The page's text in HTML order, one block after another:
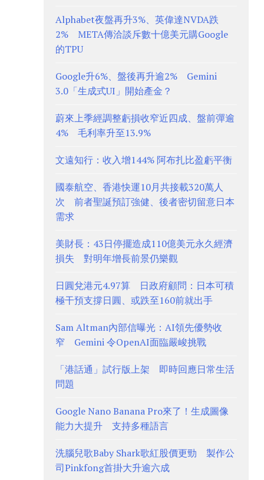
Alphabet夜盤再升3%、英偉達NVDA跌
2% META傳洽談斥數十億美元購Google
的TPU
Google升6%、盤後再升逾2% Gemini
3.0「生成式UI」開始產金？
蔚來上季經調整虧損收窄近四成、盤前彈逾
4% 毛利率升至13.9%
文遠知行：收入增144% 阿布扎比盈虧平衡
國泰航空、香港快運10月共接載320萬人
次 前者聖誕預訂強健、後者密切留意日本
需求
美財長：43日停擺造成110億美元永久經濟
損失 對明年增長前景仍樂觀
日圓兌港元4.97算 日政府顧問：日本可積
極干預支撐日圓、或跌至160前就出手
Sam Altman內部信曝光：AI領先優勢收
窄 Gemini 令OpenAI面臨嚴峻挑戰
「港話通」試行版上架 即時回應日常生活
問題
Google Nano Banana Pro來了！生成圖像
能力大提升 支持多種語言
洗腦兒歌Baby Shark歌紅股價更勁 製作公
司Pinkfong首掛大升逾六成